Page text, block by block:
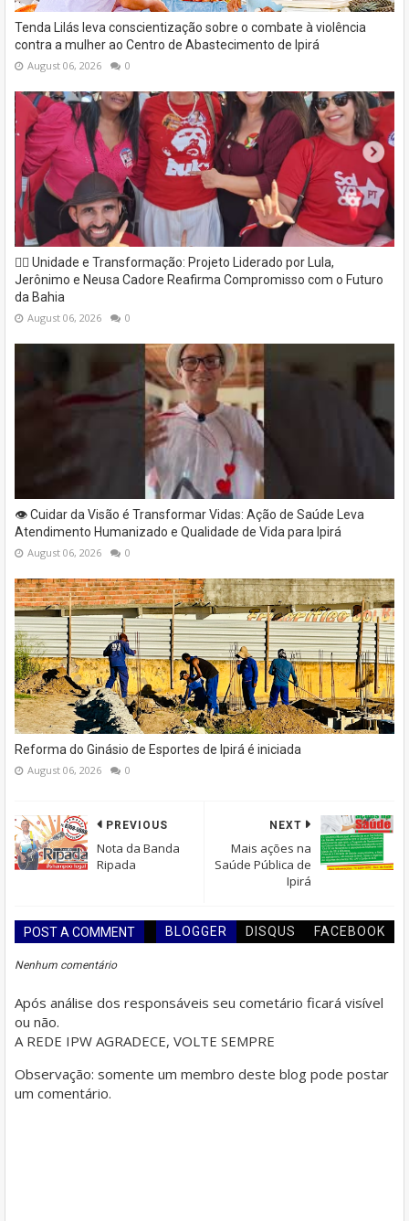
Tenda Lilás leva conscientização sobre o combate à violência
contra a mulher ao Centro de Abastecimento de Ipirá
August 06, 2026 0
✊🏽 Unidade e Transformação: Projeto Liderado por Lula,
Jerônimo e Neusa Cadore Reafirma Compromisso com o Futuro
da Bahia
August 06, 2026 0
👁️ Cuidar da Visão é Transformar Vidas: Ação de Saúde Leva
Atendimento Humanizado e Qualidade de Vida para Ipirá
August 06, 2026 0
Reforma do Ginásio de Esportes de Ipirá é iniciada
August 06, 2026 0
NEXT
Mais ações na
Saúde Pública de
Ipirá
PREVIOUS
Nota da Banda
Ripada
POST A COMMENT BLOGGER DISQUS FACEBOOK
Nenhum comentário
Após análise dos responsáveis seu cometário ficará visível
ou não.
A REDE IPW AGRADECE, VOLTE SEMPRE
Observação: somente um membro deste blog pode postar
um comentário.